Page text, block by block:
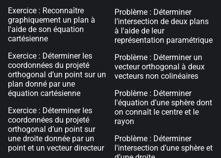
Exercice : Reconnaître
graphiquement un plan à
l'aide de son équation
cartésienne
Exercice : Déterminer les
coordonnées du projeté
orthogonal d’un point sur un
plan donné par une
équation cartésienne
Exercice : Déterminer les
coordonnées du projeté
orthogonal d’un point sur
une droite donnée par un
point et un vecteur directeur
Problème : Déterminer
l’intersection de deux plans
à l'aide de leur
représentation paramétrique
Problème : Déterminer un
vecteur orthogonal à deux
vecteurs non colinéaires
Problème : Déterminer
l'équation d’une sphère dont
on connaît le centre et le
rayon
Problème : Déterminer
l'intersection d’une sphère et